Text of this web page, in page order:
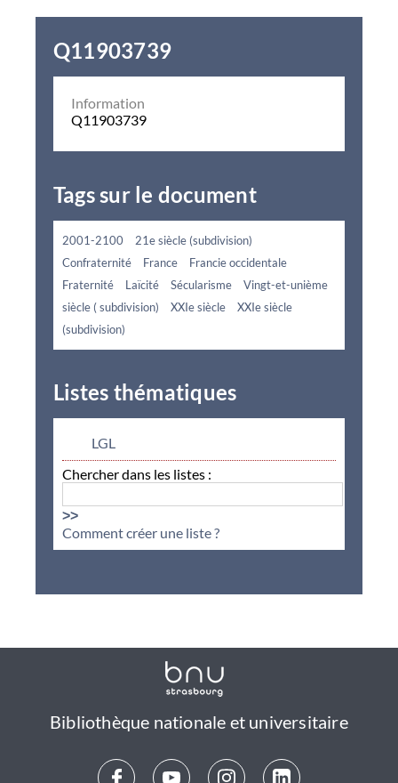
Q11903739
Information
Q11903739
Tags sur le document
2001-2100
21e siècle (subdivision)
Confraternité
France
Francie occidentale
Fraternité
Laïcité Sécularisme
Vingt-et-unième
siècle ( subdivision)
XXIe siècle
XXIe siècle
(subdivision)
Listes thématiques
LGL
Chercher dans les listes :
>>
Comment créer une liste ?
Bibliothèque nationale et universitaire